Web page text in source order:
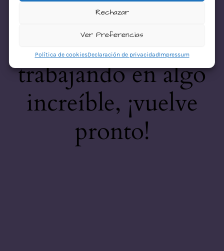
Rechazar
Ver Preferencias
Política de cookiesDeclaración de privacidadImpressum
¡Disculpa este
desastre! Estamos
trabajando en algo
increíble, ¡vuelve
pronto!